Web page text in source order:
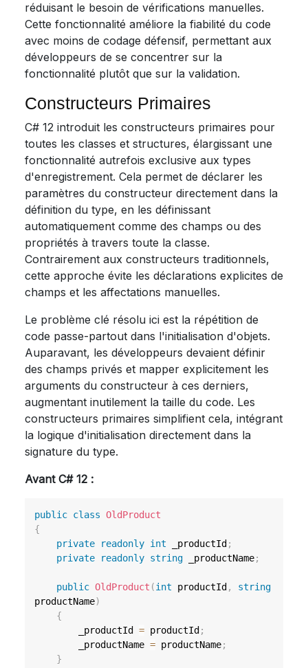
réduisant le besoin de vérifications manuelles.
Cette fonctionnalité améliore la fiabilité du code
avec moins de codage défensif, permettant aux
développeurs de se concentrer sur la
fonctionnalité plutôt que sur la validation.
Constructeurs Primaires
C# 12 introduit les constructeurs primaires pour
toutes les classes et structures, élargissant une
fonctionnalité autrefois exclusive aux types
d'enregistrement. Cela permet de déclarer les
paramètres du constructeur directement dans la
définition du type, en les définissant
automatiquement comme des champs ou des
propriétés à travers toute la classe.
Contrairement aux constructeurs traditionnels,
cette approche évite les déclarations explicites de
champs et les affectations manuelles.
Le problème clé résolu ici est la répétition de
code passe-partout dans l'initialisation d'objets.
Auparavant, les développeurs devaient définir
des champs privés et mapper explicitement les
arguments du constructeur à ces derniers,
augmentant inutilement la taille du code. Les
constructeurs primaires simplifient cela, intégrant
la logique d'initialisation directement dans la
signature du type.
Avant C# 12 :
public class OldProduct
{
private
readonly int _productId ;
private
readonly string _productName;
public OldProduct (int productId ,
string
productName)
{
        _productId
= productId ;
        _productName
= productName;
}